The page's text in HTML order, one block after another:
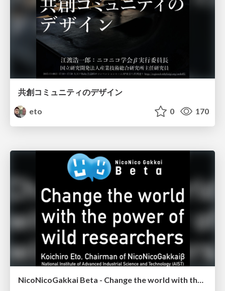
共創コミュニティのデザイン
eto
0 170